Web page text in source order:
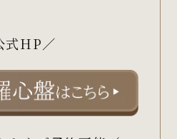
式HP／